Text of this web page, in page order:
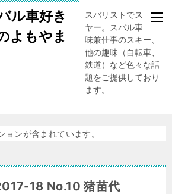
ル車好き
よもやま
スバリストでスキー
ヤー。スバル車、趣
味兼仕事のスキー、
他の趣味（自転車、
鉄道）など色々な話
題をご提供しており
ます。
ンが含まれています。
18 No.10 猪苗代